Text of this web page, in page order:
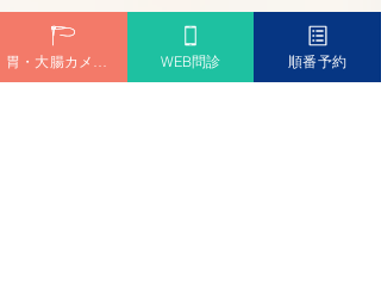
WEB問診 順番予約